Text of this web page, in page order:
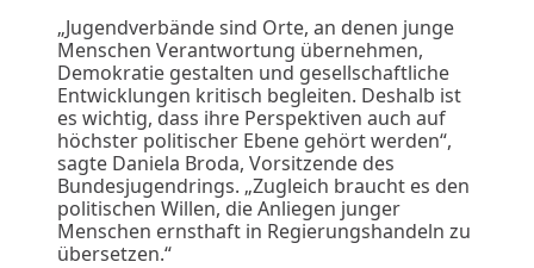
„Jugendverbände sind Orte, an denen junge
Menschen Verantwortung übernehmen,
Demokratie gestalten und gesellschaftliche
Entwicklungen kritisch begleiten. Deshalb ist
es wichtig, dass ihre Perspektiven auch auf
höchster politischer Ebene gehört werden“,
sagte Daniela Broda, Vorsitzende des
Bundesjugendrings. „Zugleich braucht es den
politischen Willen, die Anliegen junger
Menschen ernsthaft in Regierungshandeln zu
übersetzen.“